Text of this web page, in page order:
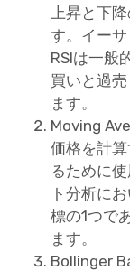
上昇と下
す。イー
RSIは一般
買いと過
ます。
Moving
価格を計
るために
ト分析に
標の1つで
ます。
Bollinger